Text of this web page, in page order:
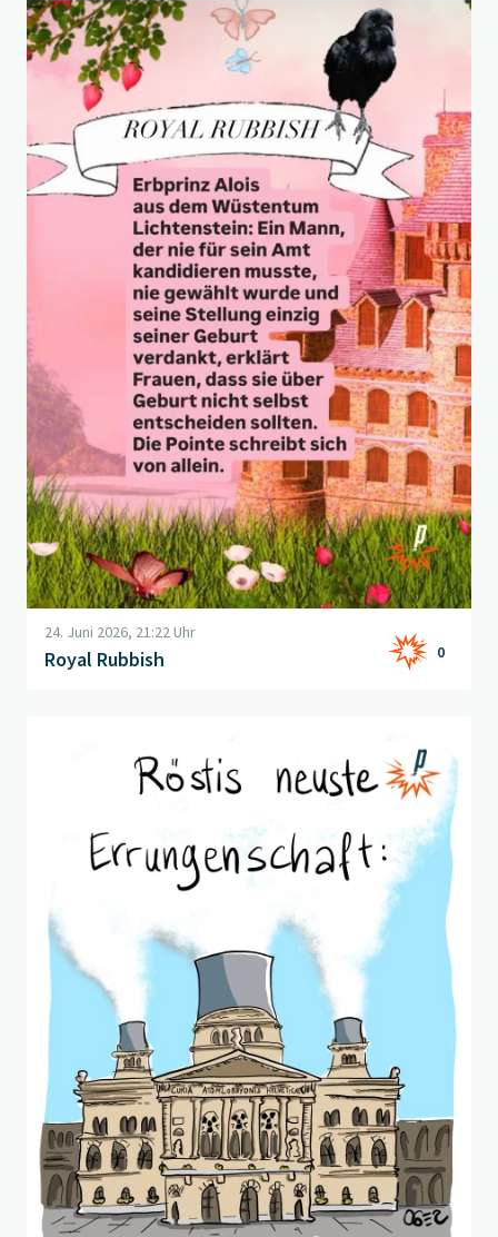
Beitrag "Royal Rubbish " öffnen
24. Juni 2026, 21:22 Uhr
Royal Rubbish 0